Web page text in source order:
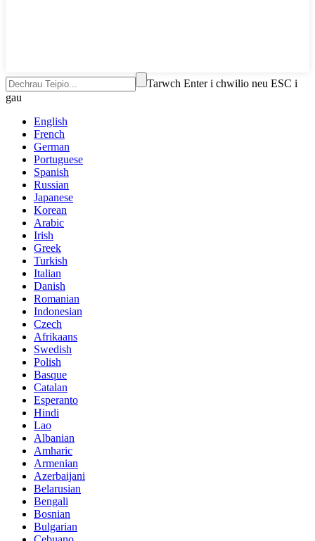
Tarwch Enter i chwilio neu ESC i
gau
English
French
German
Portuguese
Spanish
Russian
Japanese
Korean
Arabic
Irish
Greek
Turkish
Italian
Danish
Romanian
Indonesian
Czech
Afrikaans
Swedish
Polish
Basque
Catalan
Esperanto
Hindi
Lao
Albanian
Amharic
Armenian
Azerbaijani
Belarusian
Bengali
Bosnian
Bulgarian